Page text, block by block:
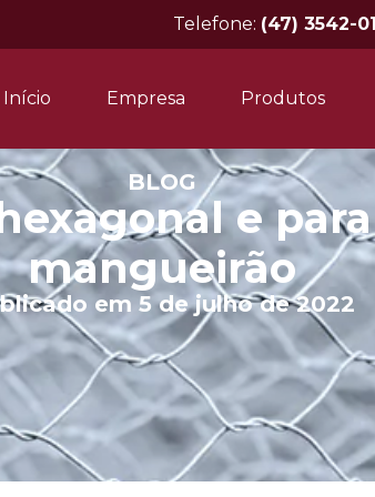
Telefone: (47) 3542-
Início Empresa Produtos
BLOG
e
mangueirão
em 5 de julho de 2022